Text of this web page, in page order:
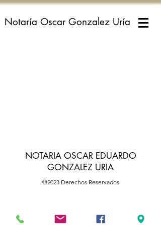
Notaría Oscar Gonzalez Uría
NOTARIA OSCAR EDUARDO
GONZALEZ URIA
©2023 Derechos Reservados